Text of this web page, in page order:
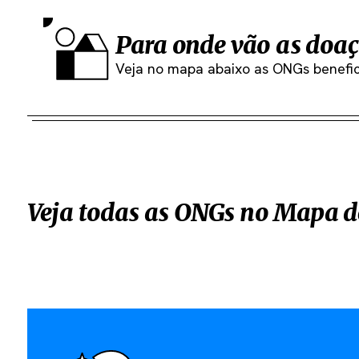
Para onde vão as
Veja no mapa abaixo as ONGs
Veja todas as ONGs no Mapa